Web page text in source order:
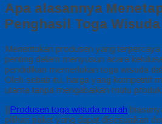
Apa alasannya
Penghasil Toga
Menentukan produsen yang
penting dalam menyusun acara
pendidikan memerlukan toga wisuda
Oleh sebab itu, harga yang kompetitif
utama tanpa mengabaikan mutu
||Produsen toga wisuda murah
pilihan paket yang dapat disesuaikan